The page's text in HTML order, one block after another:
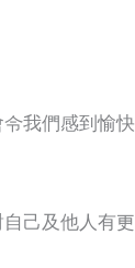
我們感到愉
己及他人有